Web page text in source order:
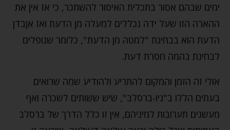
ימים שבהם אסור בתכלית האיסור להשתכר, כי אז אין את
ההארה הזו שעל ידה נכללים למעלה מן הדעת ואז אןבדן
הדעת הוא בבחינת "למטה מן הדעת", כלומר שנופלים
לבחינת בהמה חסרת דעת.
אולי זה הזמן והמקום להתריע ולהודיע שמה שרואים
בעתים הללו ב"ניו-ברסלב", שיש ששותים לשכרה ואף
מעשנים תערובות למיניהם, אין זו כלל הדרך של ברסלב